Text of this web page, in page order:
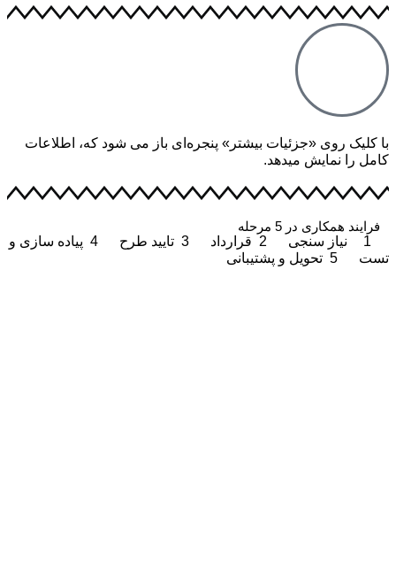
با کلیک روی «جزئیات بیشتر» پنجره‌ای باز می شود که، اطلاعات
کامل را نمایش میدهد.
فرایند همکاری در 5 مرحله
1
نیاز سنجی 2 قرارداد 3 تایید طرح 4 پیاده سازی و
تست
5 تحویل و پشتیبانی